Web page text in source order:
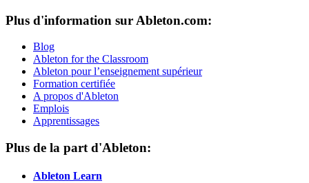
Plus d'information sur Ableton.com:
Blog
Ableton for the Classroom
Ableton pour l’enseignement supérieur
Formation certifiée
A propos d'Ableton
Emplois
Apprentissages
Plus de la part d'Ableton:
Ableton Learn